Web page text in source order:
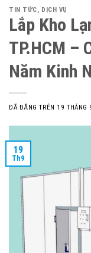
TIN TỨC, DỊCH VỤ
Lắp Kho
TP.HCM –
Năm Kinh
ĐÃ ĐĂNG TRÊN 19 THÁNG
19
Th9